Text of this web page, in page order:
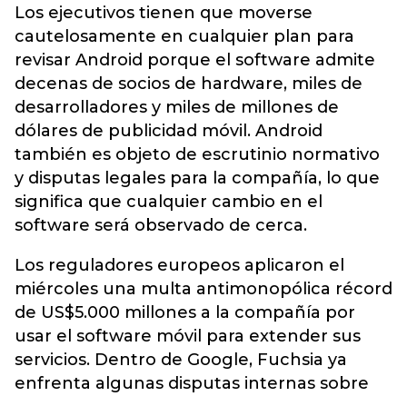
Los ejecutivos tienen que moverse
cautelosamente en cualquier plan para
revisar Android porque el software admite
decenas de socios de hardware, miles de
desarrolladores y miles de millones de
dólares de publicidad móvil. Android
también es objeto de escrutinio normativo
y disputas legales para la compañía, lo que
significa que cualquier cambio en el
software será observado de cerca.
Los reguladores europeos aplicaron el
miércoles una multa antimonopólica récord
de US$5.000 millones a la compañía por
usar el software móvil para extender sus
servicios. Dentro de Google, Fuchsia ya
enfrenta algunas disputas internas sobre